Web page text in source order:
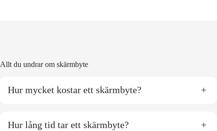
Allt du undrar om skärmbyte
Hur mycket kostar ett skärmbyte? +
Hur lång tid tar ett skärmbyte? +